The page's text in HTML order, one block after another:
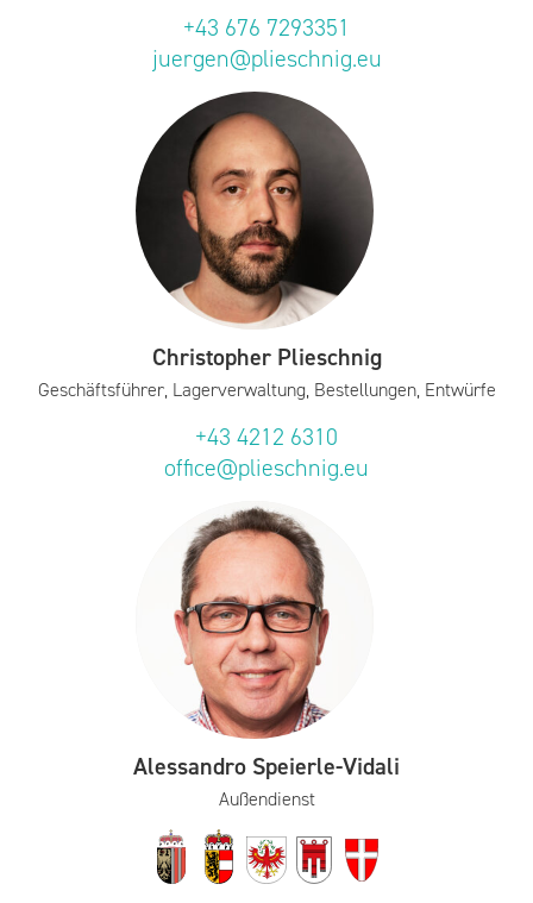
+43 676 7293351
juergen@plieschnig.eu
Christopher Plieschnig
Geschäftsführer, Lagerverwaltung, Bestellungen, Entwürfe
+43 4212 6310
office@plieschnig.eu
Alessandro Speierle-Vidali
Außendienst